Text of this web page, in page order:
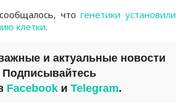
чтогенетики установили
клетки.
и актуальные новости
Facebook и Telegram.